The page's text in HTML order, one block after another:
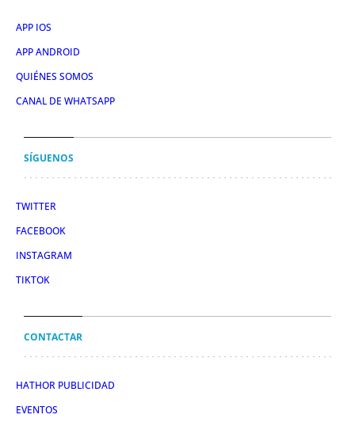
APP IOS
APP ANDROID
QUIÉNES SOMOS
CANAL DE WHATSAPP
SÍGUENOS
TWITTER
FACEBOOK
INSTAGRAM
TIKTOK
CONTACTAR
HATHOR PUBLICIDAD
EVENTOS